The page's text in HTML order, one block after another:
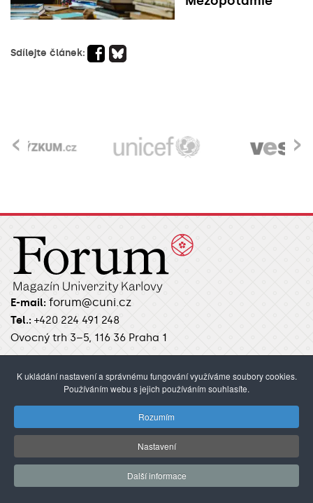
Sdílejte článek:
›
‹
E-mail: forum@cuni.cz
Tel.: +420 224 491 248
Ovocný trh 3–5, 116 36 Praha 1
Kontakty / Redakce
Pokyny pro autory
RUBRIKY
Věda Studenti
Alumni
Focus
K ukládání nastavení a správnému fungování využíváme soubory cookies.
Používáním webu s jejich používáním souhlasíte.
Rozumím
Nastavení
Další informace